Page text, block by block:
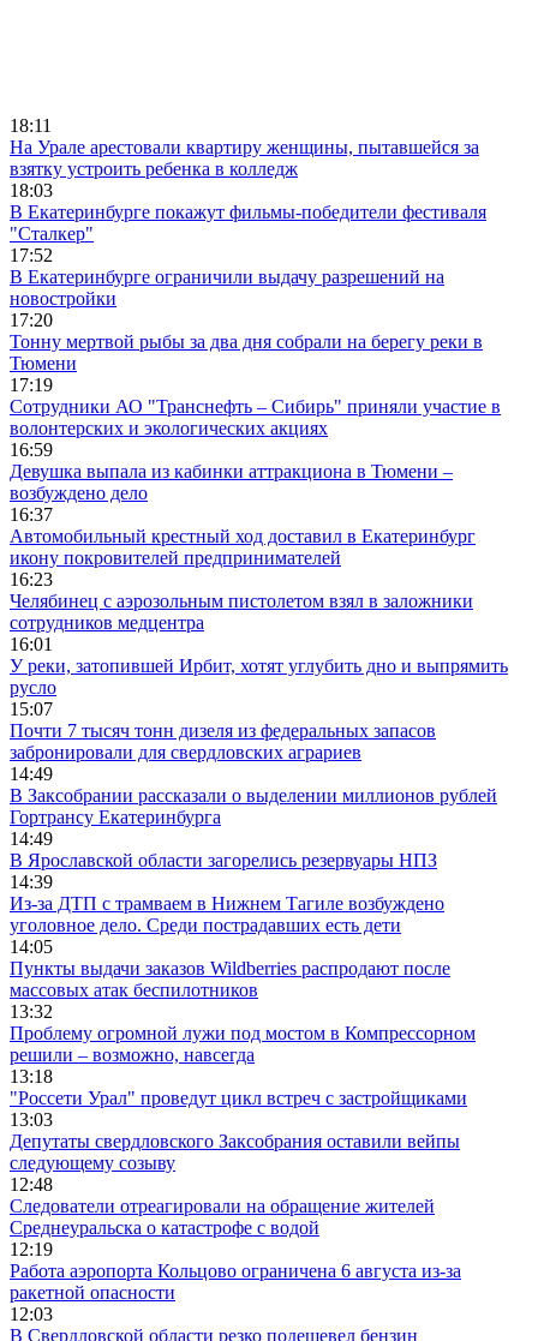
18:11
На Урале арестовали квартиру женщины, пытавшейся за
взятку устроить ребенка в колледж
18:03
В Екатеринбурге покажут фильмы-победители фестиваля
"Сталкер"
17:52
В Екатеринбурге ограничили выдачу разрешений на
новостройки
17:20
Тонну мертвой рыбы за два дня собрали на берегу реки в
Тюмени
17:19
Сотрудники АО "Транснефть – Сибирь" приняли участие в
волонтерских и экологических акциях
16:59
Девушка выпала из кабинки аттракциона в Тюмени –
возбуждено дело
16:37
Автомобильный крестный ход доставил в Екатеринбург
икону покровителей предпринимателей
16:23
Челябинец с аэрозольным пистолетом взял в заложники
сотрудников медцентра
16:01
У реки, затопившей Ирбит, хотят углубить дно и выпрямить
русло
15:07
Почти 7 тысяч тонн дизеля из федеральных запасов
забронировали для свердловских аграриев
14:49
В Заксобрании рассказали о выделении миллионов рублей
Гортрансу Екатеринбурга
14:49
В Ярославской области загорелись резервуары НПЗ
14:39
Из-за ДТП с трамваем в Нижнем Тагиле возбуждено
уголовное дело. Среди пострадавших есть дети
14:05
Пункты выдачи заказов Wildberries распродают после
массовых атак беспилотников
13:32
Проблему огромной лужи под мостом в Компрессорном
решили – возможно, навсегда
13:18
"Россети Урал" проведут цикл встреч с застройщиками
13:03
Депутаты свердловского Заксобрания оставили вейпы
следующему созыву
12:48
Следователи отреагировали на обращение жителей
Среднеуральска о катастрофе с водой
12:19
Работа аэропорта Кольцово ограничена 6 августа из-за
ракетной опасности
12:03
В Свердловской области резко подешевел бензин